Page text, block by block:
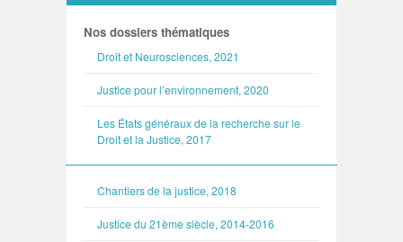
Nos dossiers thématiques
Droit et Neurosciences, 2021
Justice pour l’environnement, 2020
Les États généraux de la recherche sur le
Droit et la Justice, 2017
Chantiers de la justice, 2018
Justice du 21ème siècle, 2014-2016